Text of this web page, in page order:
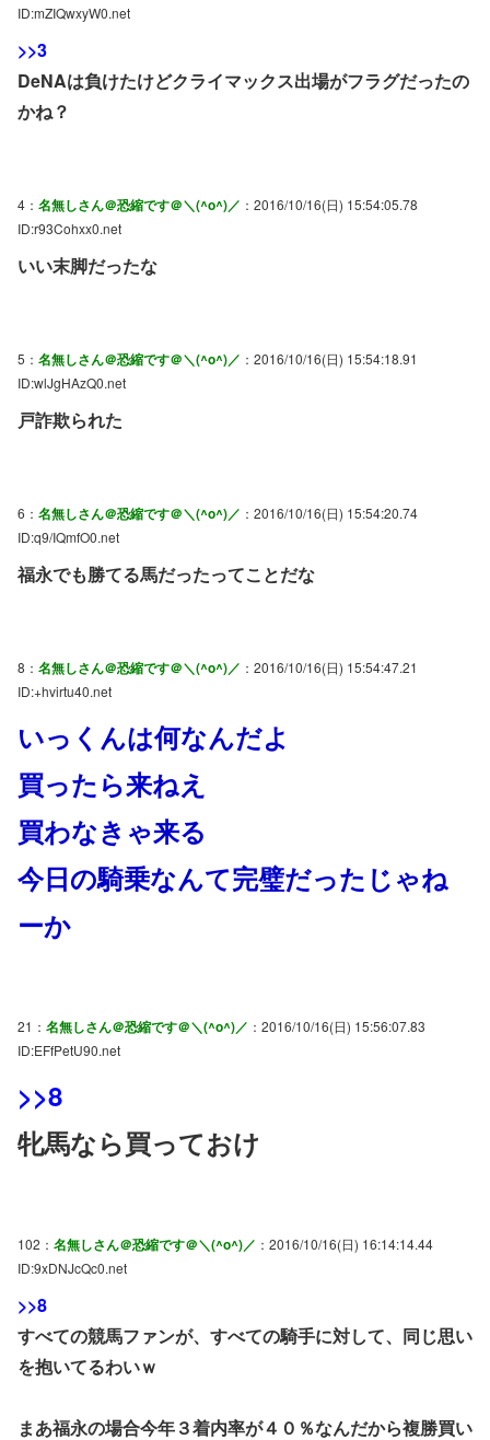
ID:mZIQwxyW0.net
>>3
DeNAは負けたけどクライマックス出場がフラグだったの
かね？
4： 名無しさん＠恐縮です＠＼(^o^)／ ：2016/10/16(日) 15:54:05.78
ID:r93Cohxx0.net
いい末脚だったな
5： 名無しさん＠恐縮です＠＼(^o^)／ ：2016/10/16(日) 15:54:18.91
ID:wlJgHAzQ0.net
戸詐欺られた
6： 名無しさん＠恐縮です＠＼(^o^)／ ：2016/10/16(日) 15:54:20.74
ID:q9/IQmfO0.net
福永でも勝てる馬だったってことだな
8： 名無しさん＠恐縮です＠＼(^o^)／ ：2016/10/16(日) 15:54:47.21
ID:+hvirtu40.net
いっくんは何なんだよ
買ったら来ねえ
買わなきゃ来る
今日の騎乗なんて完璧だったじゃね
ーか
21： 名無しさん＠恐縮です＠＼(^o^)／ ：2016/10/16(日) 15:56:07.83
ID:EFfPetU90.net
>>8
牝馬なら買っておけ
102： 名無しさん＠恐縮です＠＼(^o^)／ ：2016/10/16(日) 16:14:14.44
ID:9xDNJcQc0.net
>>8
すべての競馬ファンが、すべての騎手に対して、同じ思い
を抱いてるわいｗ
まあ福永の場合今年３着内率が４０％なんだから複勝買い